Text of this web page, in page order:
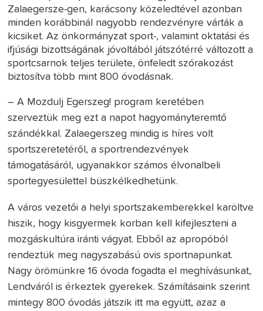
Zalaegersze-gen, karácsony közeledtével azonban
minden korábbinál nagyobb rendezvényre várták a
kicsiket. Az önkormányzat sport-, valamint oktatási és
ifjúsági bizottságának jóvoltából játszótérré változott a
sportcsarnok teljes területe, önfeledt szórakozást
biztosítva több mint 800 óvodásnak.
– A Mozdulj Egerszeg! program keretében
szerveztük meg ezt a napot hagyományteremtő
szándékkal. Zalaegerszeg mindig is híres volt
sportszeretetéről, a sportrendezvények
támogatásáról, ugyanakkor számos élvonalbeli
sportegyesülettel büszkélkedhetünk.
A város vezetői a helyi sportszakemberekkel karöltve
hiszik, hogy kisgyermek korban kell kifejleszteni a
mozgáskultúra iránti vágyat. Ebből az apropóból
rendeztük meg nagyszabású ovis sportnapunkat.
Nagy örömünkre 16 óvoda fogadta el meghívásunkat,
Lendváról is érkeztek gyerekek. Számításaink szerint
mintegy 800 óvodás játszik itt ma együtt, azaz a